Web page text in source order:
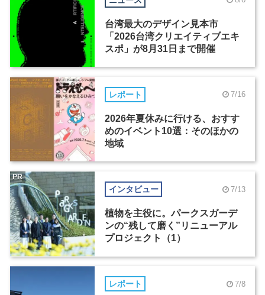
台湾最大のデザイン見本市
「2026台湾クリエイティブエキ
スポ」が8月31日まで開催
レポート 7/16
2026年夏休みに行ける、おすす
めのイベント10選：そのほかの
地域
インタビュー 7/13
植物を主役に。パークスガーデ
ンの“残して磨く”リニューアル
プロジェクト（1）
PR
レポート 7/8